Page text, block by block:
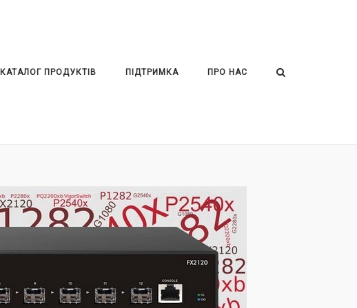
КАТАЛОГ ПРОДУКТІВ ПІДТРИМКА ПРО НАС